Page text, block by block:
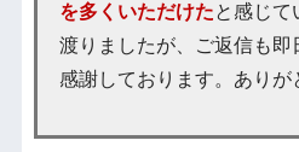
を多くいただけたと感じて
渡りましたが、ご返信も即
感謝しております。ありが